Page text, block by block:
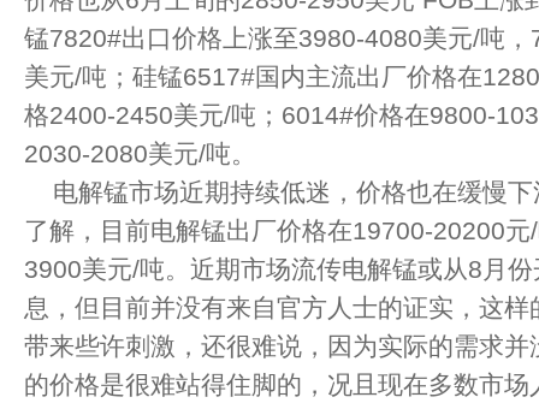
锰7820#出口价格上涨至3980-4080美元/吨
美元/吨；硅锰6517#国内主流出厂价格在
格2400-2450美元/吨；6014#价格在9800-
2030-2080美元/吨。
电解锰市场近期持续低迷，价格也在缓慢下
了解，目前电解锰出厂价格在19700-20200
3900美元/吨。近期市场流传电解锰或从8月
息，但目前并没有来自官方人士的证实，这
带来些许刺激，还很难说，因为实际的需求
的价格是很难站得住脚的，况且现在多数市